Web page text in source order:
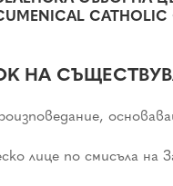
CATHOLIC
НА
по смисъла на